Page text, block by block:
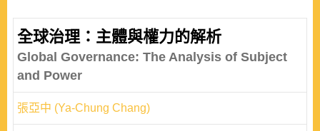
全球治理：主體與權力的解析
Global Governance: The Analysis of Subject
and Power
張亞中 (Ya-Chung Chang)